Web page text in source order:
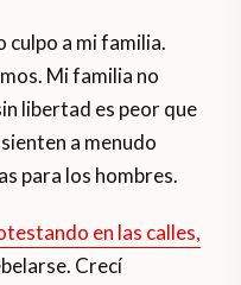
culpo a mi familia.
Mi familia no
libertad es peor que
a menudo
para los hombres.
en las calles,
Crecí